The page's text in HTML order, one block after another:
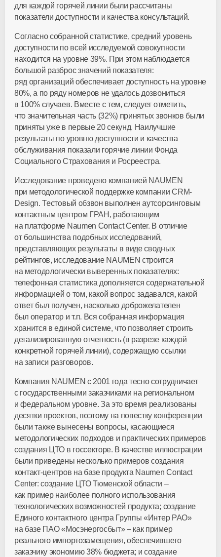
для каждой горячей линии были рассчитаны
показатели доступности и качества консультаций.
Согласно собранной статистике, средний уровень
доступности по всей исследуемой совокупности
находится на уровне 39%. При этом наблюдается
большой разброс значений показателя:
ряд организаций обеспечивает доступность на уровне
80%, а по ряду номеров не удалось дозвониться
в 100% случаев. Вместе с тем, следует отметить,
что значительная часть (32%) принятых звонков были
приняты уже в первые 20 секунд. Наилучшие
результаты по уровню доступности и качества
обслуживания показали горячие линии Фонда
Социального Страхования и Росреестра.
Исследование проведено компанией NAUMEN
при методологической поддержке компании CRM-
Design. Тестовый обзвон выполнен аутсорсинговым
контактным центром ГРАН, работающим
на платформе Naumen Contact Center. В отличие
от большинства подобных исследований,
представляющих результаты в виде сводных
рейтингов, исследование NAUMEN строится
на методологически выверенных показателях:
телефонная статистика дополняется содержательной
информацией о том, какой вопрос задавался, какой
ответ был получен, насколько доброжелателен
был оператор и т.п. Вся собранная информация
хранится в единой системе, что позволяет строить
детализированную отчетность (в разрезе каждой
конкретной горячей линии), содержащую ссылки
на записи разговоров.
Компания NAUMEN c 2001 года тесно сотрудничает
с государственными заказчиками на региональном
и федеральном уровне. За это время реализованы
десятки проектов, поэтому на повестку конференции
были также вынесены вопросы, касающиеся
методологических подходов и практических примеров
создания ЦТО в госсекторе. В качестве иллюстрации
были приведены несколько примеров создания
контакт-центров на базе продукта Naumen Contact
Center: создание ЦТО Тюменской области –
как пример наиболее полного использования
технологических возможностей продукта; создание
Единого контактного центра Группы «Интер РАО»
на базе ПАО «Мосэнергосбыт» – как пример
реального импортозамещения, обеспечившего
заказчику экономию 38% бюджета; и создание